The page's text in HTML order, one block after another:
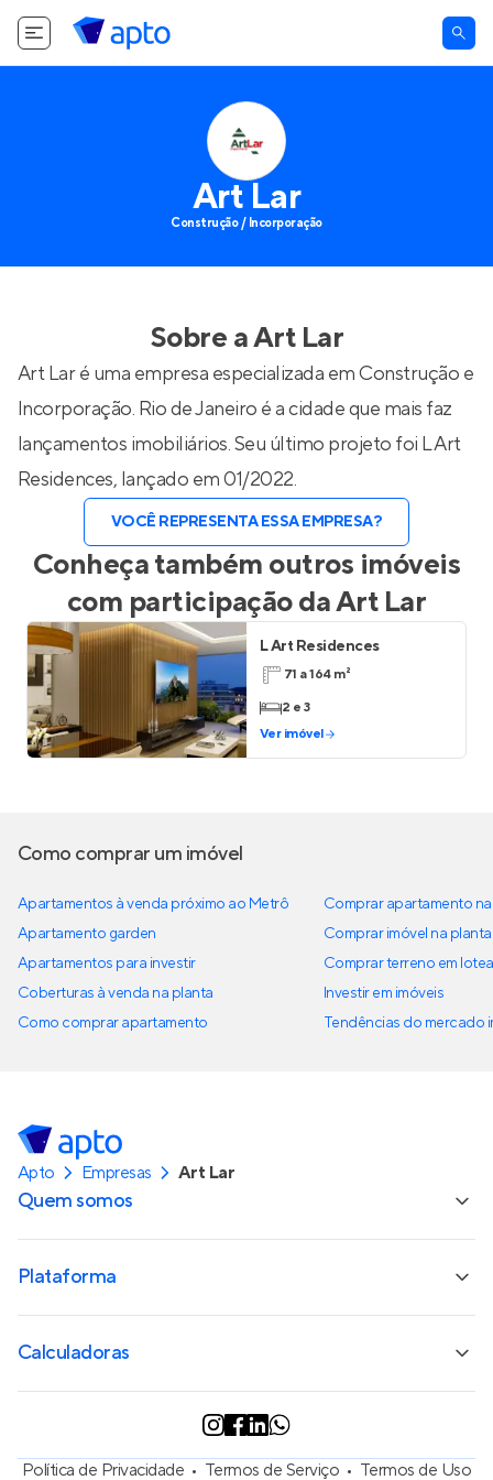
Art Lar
Construção / Incorporação
Sobre aArt Lar
Art Lar é uma empresa especializada em Construção e
Incorporação. Rio de Janeiro é a cidade que mais faz
lançamentos imobiliários. Seu último projeto foi L Art
Residences, lançado em 01/2022.
VOCÊ REPRESENTA ESSA EMPRESA?
Conheça também outros imóveis
com participação daArt Lar
L Art Residences
71 a 164 m²
2 e 3
Ver imóvel
Como comprar um imóvel
Apartamentos à venda próximo ao Metrô
Apartamento garden
Apartamentos para investir
Coberturas à venda na planta
Como comprar apartamento
Comprar apartamento
Comprar imóvel na planta
Comprar terreno em
Investir em imóveis
Tendências do mercado
Apto Empresas Art Lar
Quem somos
Plataforma
Calculadoras
Política de Privacidade Termos de Serviço Termos de Uso